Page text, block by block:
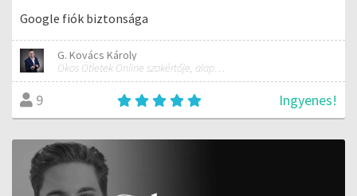
Google fiók biztonsága
G. Kovács Károly
Okos Ötletek Online szakértője, alapítója
9 Ingyenes!